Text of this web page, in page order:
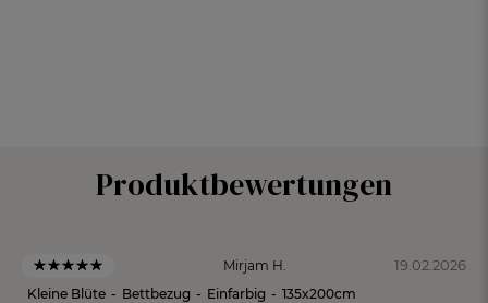
Produktbewertungen
Mirjam H. 19.02.2026
Kleine Blüte - Bettbezug - Einfarbig - 135x200cm